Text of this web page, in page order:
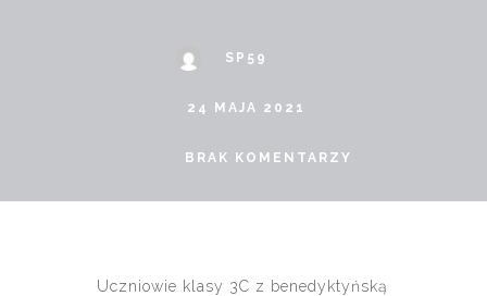
SP59
24 MAJA 2021
BRAK KOMENTARZY
Uczniowie klasy 3C z benedyktyńską